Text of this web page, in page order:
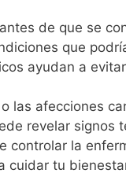
de que se
que
ayudan a
las afecciones
revelar signos
la
cuidar tu